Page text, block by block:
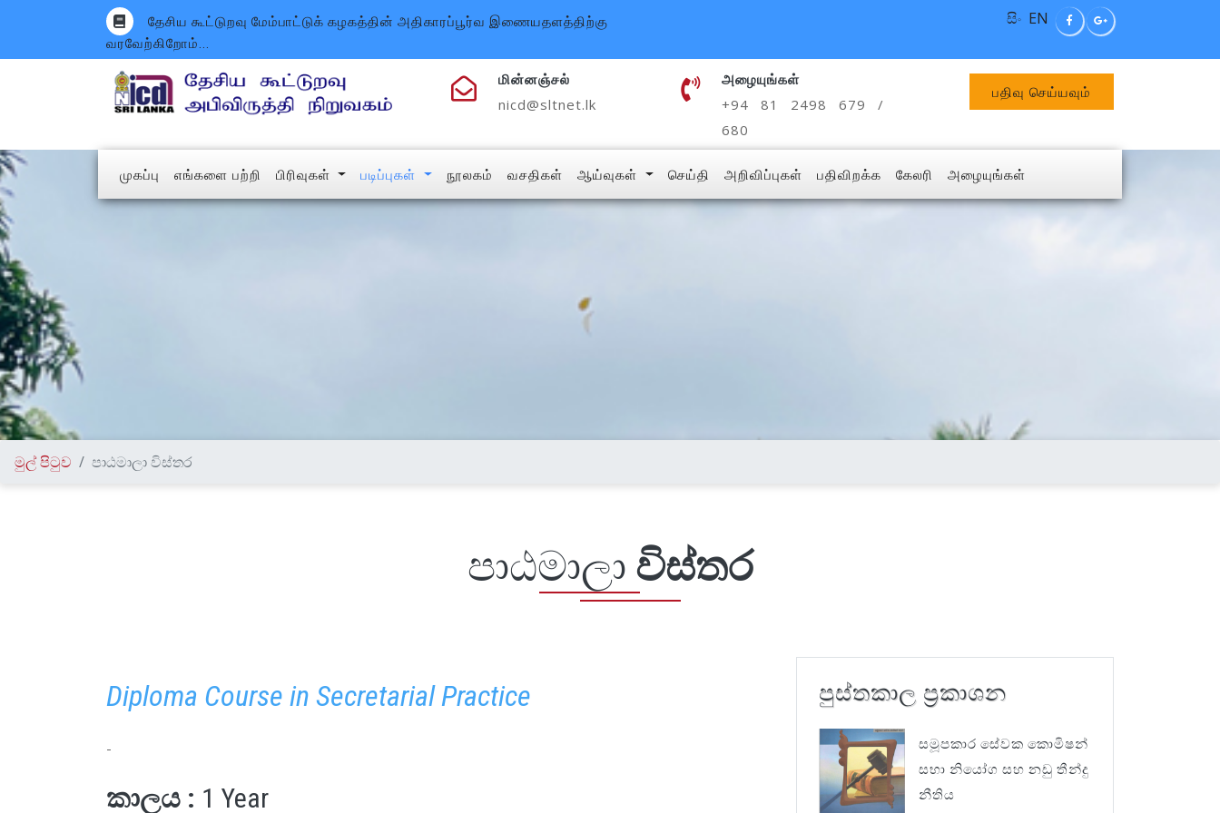
தேசிய கூட்டுறவு மேம்பாட்டுக் கழகத்தின் அதிகாரப்பூர்வ இணையதளத்திற்கு
வரவேற்கிறோம்...
සිං EN
மின்னஞ்சல்
nicd@sltnet.lk
அழையுங்கள்
+94 81 2498 679 /
680
பதிவு செய்யவும்
முகப்பு (current)
எங்களை பற்றி பிரிவுகள் படிப்புகள் நூலகம் வசதிகள் ஆய்வுகள் செய்தி அறிவிப்புகள் பதிவிறக்க கேலரி அழையுங்கள்
මුල් පිටුව පාඨමාලා විස්තර
පාඨමාලා විස්තර
Diploma Course in Secretarial Practice
-
කාලය : 1 Year
පුස්තකාල ප්‍රකාශන
සමූපකාර සේවක කොමිෂන්
සභා නියෝග සහ නඩු තීන්දු
නීතිය